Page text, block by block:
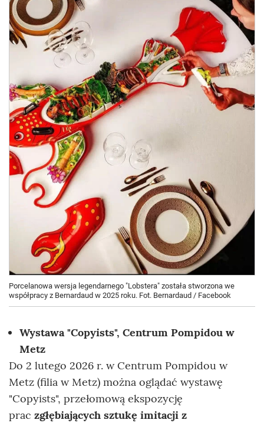
Porcelanowa wersja legendarnego "Lobstera" została stworzona we
współpracy z Bernardaud w 2025 roku. Fot. Bernardaud / Facebook
Wystawa "Copyists", Centrum Pompidou w
Metz
Do 2 lutego 2026 r. w Centrum Pompidou w
Metz (filia w Metz) można oglądać wystawę
"Copyists", przełomową ekspozycję
prac zgłębiających sztukę imitacji z